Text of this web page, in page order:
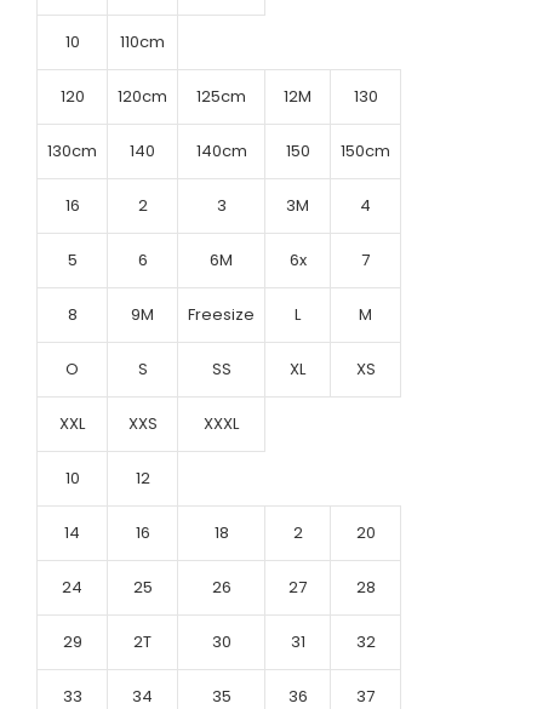
10 110cm
120 120cm 125cm 12M 130
130cm 140 140cm 150 150cm
16 2 3 3M 4
5 6 6M 6x 7
8 9M Freesize L M
O S SS XL XS
XXL XXS XXXL
10 12
14 16 18 2 20
24 25 26 27 28
29 2T 30 31 32
33 34 35 36 37